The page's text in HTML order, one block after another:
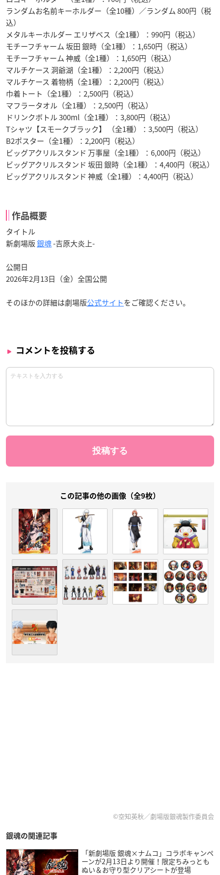
ランダムお名前キーホルダー（全10種）／ランダム 800円（税
込）
メタルキーホルダー エリザベス（全1種）：990円（税込）
モチーフチャーム 坂田 銀時（全1種）：1,650円（税込）
モチーフチャーム 神威（全1種）：1,650円（税込）
マルチケース 洞爺湖（全1種）：2,200円（税込）
マルチケース 着物柄（全1種）：2,200円（税込）
巾着トート（全1種）：2,500円（税込）
マフラータオル（全1種）：2,500円（税込）
ドリンクボトル 300ml（全1種）：3,800円（税込）
Tシャツ【スモークブラック】 （全1種）：3,500円（税込）
B2ポスター（全1種）：2,200円（税込）
ビッグアクリルスタンド 万事屋（全1種）：6,000円（税込）
ビッグアクリルスタンド 坂田 銀時（全1種）：4,400円（税込）
ビッグアクリルスタンド 神威（全1種）：4,400円（税込）
作品概要
タイトル
新劇場版銀魂-吉原大炎上-
公開日
2026年2月13日（金）全国公開
そのほかの詳細は劇場版公式サイトをご確認ください。
コメントを投稿する
この記事の他の画像（全9枚）
©空知英秋／劇場版銀魂製作委員会
銀魂の関連記事
「新劇場版 銀魂×ナムコ」コラボキャンペ
ーンが2月13日より開催！限定ちみっとも
ぬい＆お守り型クリアシートが登場